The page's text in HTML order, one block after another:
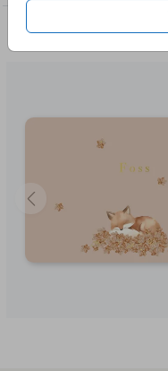
Deze ontwerpen